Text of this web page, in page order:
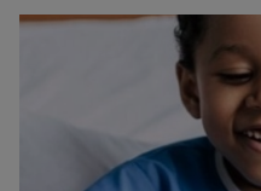
verschillende klachten
vermoeidheid als meest
doordat hun
veel sneller. Zelfs een